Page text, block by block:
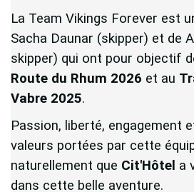
La Team Vikings Forever est
Sacha Daunar (skipper) et de
skipper) qui ont pour objectif
Route du Rhum 2026 et au
Vabre 2025.
Passion, liberté, engagement
valeurs portées par cette
naturellement que Cit'Hôtel a
dans cette belle aventure.